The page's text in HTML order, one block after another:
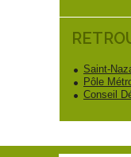
Saint-
Pôle
Conseil